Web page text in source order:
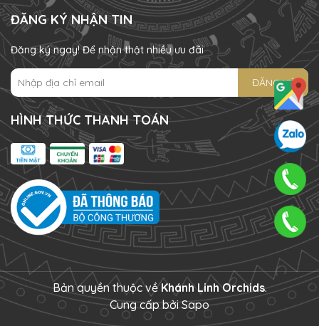
ĐĂNG KÝ NHẬN TIN
Đăng ký ngay! Để nhận thật nhiều ưu đãi
ĐĂNG KÝ
HÌNH THỨC THANH TOÁN
Bản quyền thuộc vềKhánh Linh Orchids.
Cung cấp bởiSapo